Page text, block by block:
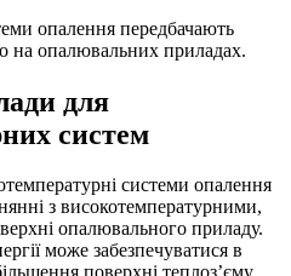
опалення передбачають
на опалювальних приладах.
для
систем
системи опалення
з високотемпературними,
опалювального приладу.
може забезпечуватися в